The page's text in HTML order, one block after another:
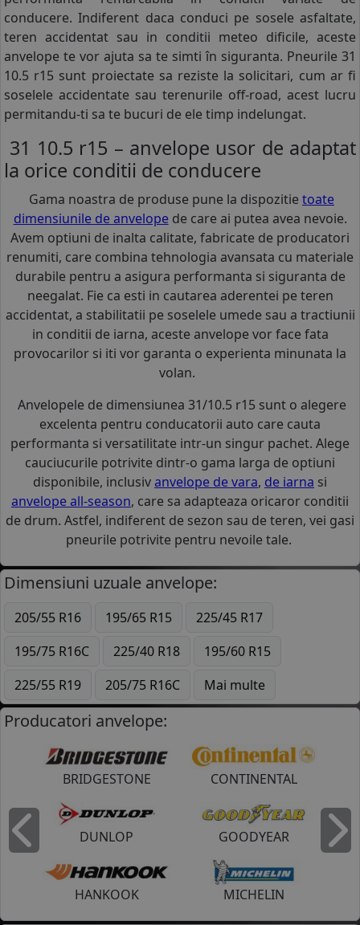
conducere. Indiferent daca conduci pe sosele asfaltate,
teren accidentat sau in conditii meteo dificile, aceste
anvelope te vor ajuta sa te simti în siguranta. Pneurile 31
10.5 r15 sunt proiectate sa reziste la solicitari, cum ar fi
soselele accidentate sau terenurile off-road, acest lucru
permitandu-ti sa te bucuri de ele timp indelungat.
31 10.5 r15 – anvelope usor de adaptat
la orice conditii de conducere
Gama noastra de produse pune la dispozitie toate
dimensiunile de anvelopede care ai putea avea nevoie.
Avem optiuni de inalta calitate, fabricate de producatori
renumiti, care combina tehnologia avansata cu materiale
durabile pentru a asigura performanta si siguranta de
neegalat. Fie ca esti in cautarea aderentei pe teren
accidentat, a stabilitatii pe soselele umede sau a tractiunii
in conditii de iarna, aceste anvelope vor face fata
provocarilor si iti vor garanta o experienta minunata la
volan.
Anvelopele de dimensiunea 31/10.5 r15 sunt o alegere
excelenta pentru conducatorii auto care cauta
performanta si versatilitate intr-un singur pachet. Alege
cauciucurile potrivite dintr-o gama larga de optiuni
disponibile, inclusivanvelope de vara, de iarna si
anvelope all-season, care sa adapteaza oricaror conditii
de drum. Astfel, indiferent de sezon sau de teren, vei gasi
pneurile potrivite pentru nevoile tale.
Dimensiuni uzuale anvelope:
205/55 R16 195/65 R15
225/45 R17
195/75 R16C
225/40 R18
195/60 R15
225/55 R19
205/75 R16C Mai multe
Producatori anvelope:
BRIDGESTONE CONTINENTAL
DUNLOP GOODYEAR
HANKOOK MICHELIN
Inapoi